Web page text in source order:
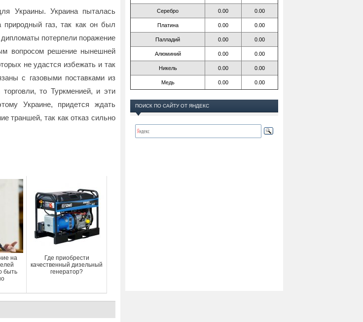
Украины. Украина пыталась
газ, так как он был
потерпели поражение
вопросом решение нынешней
не удастся избежать и так
с газовыми поставками из
то Туркменией, и эти
Украине, придется ждать
траншей, так как отказ сильно
на
быть
Где приобрести
качественный дизельный
генератор?
Серебро 0.00 0.00
Платина 0.00 0.00
Палладий 0.00 0.00
Алюминий 0.00 0.00
Никель 0.00 0.00
Медь 0.00 0.00
ПОИСК ПО САЙТУ ОТ ЯНДЕКС